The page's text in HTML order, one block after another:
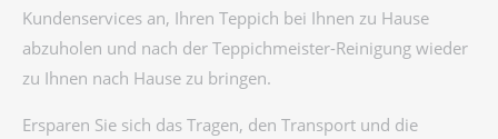
Kundenservices an, Ihren Teppich bei Ihnen zu Hause
abzuholen und nach der Teppichmeister-Reinigung wieder
zu Ihnen nach Hause zu bringen.
Ersparen Sie sich das Tragen, den Transport und die